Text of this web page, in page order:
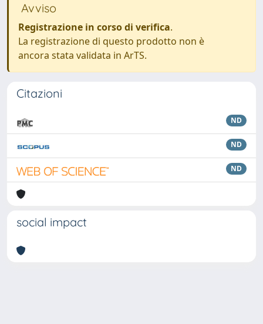
Avviso
Registrazione in corso di verifica.
La registrazione di questo prodotto non è
ancora stata validata in ArTS.
Citazioni
ND
ND
ND
social impact